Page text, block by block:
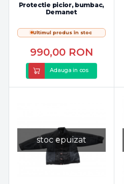
Protectie picior, bumbac,
Demanet
Ultimul produs în stoc
990,00 RON
Adauga in cos
stoc epuizat